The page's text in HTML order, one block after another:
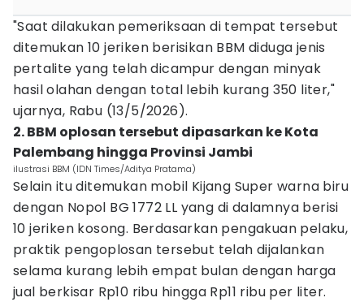
"Saat dilakukan pemeriksaan di tempat tersebut
ditemukan 10 jeriken berisikan BBM diduga jenis
pertalite yang telah dicampur dengan minyak
hasil olahan dengan total lebih kurang 350 liter,"
ujarnya, Rabu (13/5/2026).
2. BBM oplosan tersebut dipasarkan ke Kota
Palembang hingga Provinsi Jambi
ilustrasi BBM (IDN Times/Aditya Pratama)
Selain itu ditemukan mobil Kijang Super warna biru
dengan Nopol BG 1772 LL yang di dalamnya berisi
10 jeriken kosong. Berdasarkan pengakuan pelaku,
praktik pengoplosan tersebut telah dijalankan
selama kurang lebih empat bulan dengan harga
jual berkisar Rp10 ribu hingga Rp11 ribu per liter.